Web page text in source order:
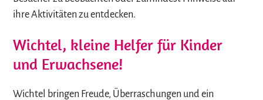
ihre Aktivitäten zu entdecken.
Wichtel, kleine Helfer für Kinder
und Erwachsene!
Wichtel bringen Freude, Überraschungen und ein